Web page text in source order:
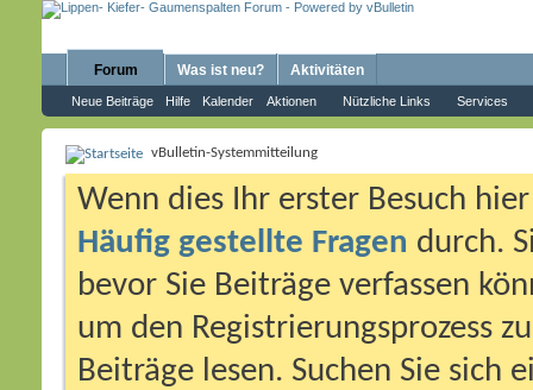
Forum
Neue Beiträge Hilfe Kalender Aktionen Nützliche Links Services
Was ist neu? Aktivitäten
vBulletin-Systemmitteilung
Wenn dies Ihr erster Besuch
Häufig gestellte Fragen durch.
bevor Sie Beiträge verfassen
um den Registrierungsprozess
Beiträge lesen. Suchen Sie sich